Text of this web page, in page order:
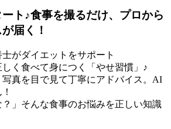
ト♪食事を撮るだけ、プロから
届く！
がダイエットをサポート
く食べて身につく「やせ習慣」♪
真を目で見て丁寧にアドバイス。AI
？」そんな食事のお悩みを正しい知識